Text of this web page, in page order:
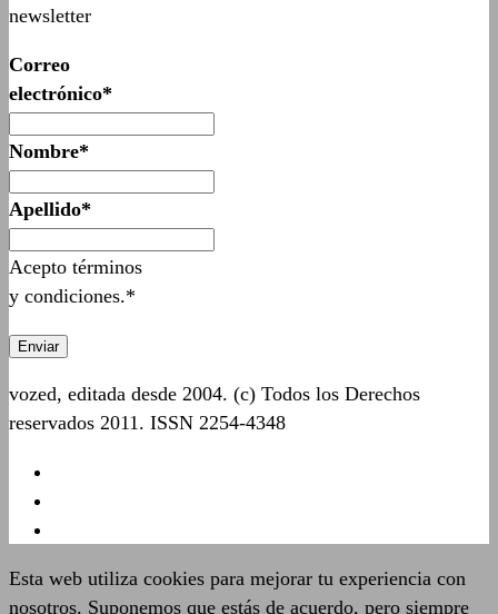
newsletter
Correo
electrónico*
Nombre*
Apellido*
Acepto términos
y condiciones.*
vozed, editada desde 2004. (c) Todos los Derechos
reservados 2011. ISSN 2254-4348
Esta web utiliza cookies para mejorar tu experiencia con
nosotros. Suponemos que estás de acuerdo, pero siempre